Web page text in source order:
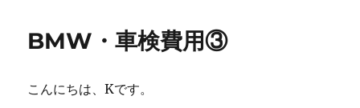
BMW・車検費用③
こんにちは、Kです。